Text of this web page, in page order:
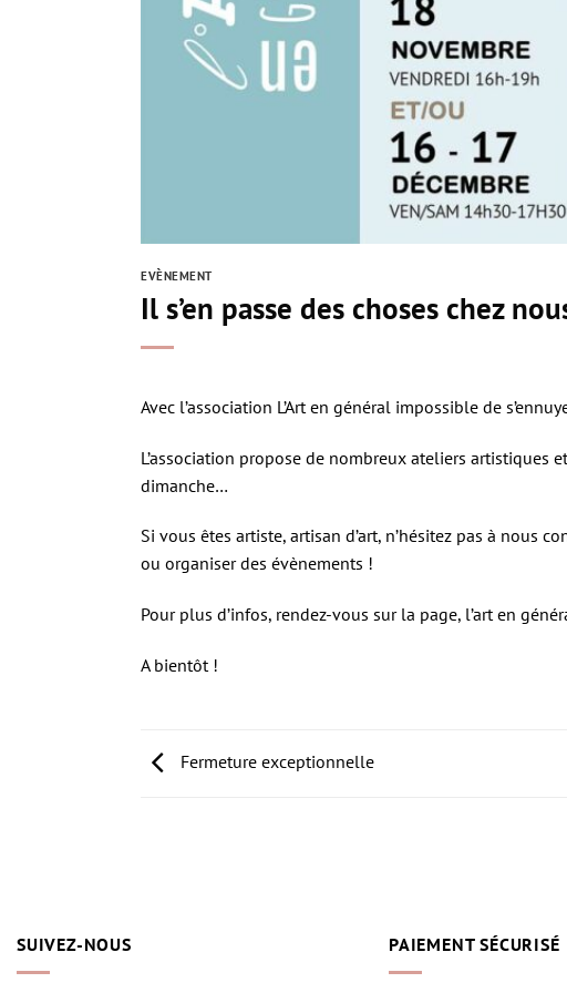
EVÈNEMENT
Il s’en passe des choses chez
Avec l’association L’Art en général impossible de
L’association propose de nombreux ateliers artistiques
dimanche…
Si vous êtes artiste, artisan d’art, n’hésitez pas à nous
ou organiser des évènements !
Pour plus d’infos, rendez-vous sur la page, l’art en
A bientôt !
Fermeture exceptionnelle
SUIVEZ-NOUS PAIEMENT SÉCURISÉ